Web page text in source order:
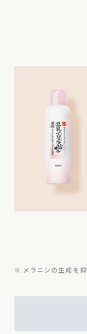
※ メラニンの生成を